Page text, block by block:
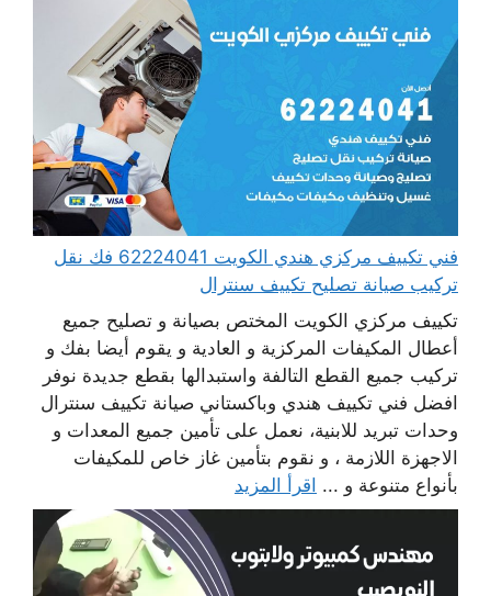
فني تكييف مركزي هندي الكويت 62224041 فك نقل
تركيب صيانة تصليح تكييف سنترال
تكييف مركزي الكويت المختص بصيانة و تصليح جميع
أعطال المكيفات المركزية و العادية و يقوم أيضا بفك و
تركيب جميع القطع التالفة واستبدالها بقطع جديدة نوفر
افضل فني تكييف هندي وباكستاني صيانة تكييف سنترال
وحدات تبريد للابنية، نعمل على تأمين جميع المعدات و
الاجهزة اللازمة ، و نقوم بتأمين غاز خاص للمكيفات
بأنواع متنوعة و ... اقرأ المزيد